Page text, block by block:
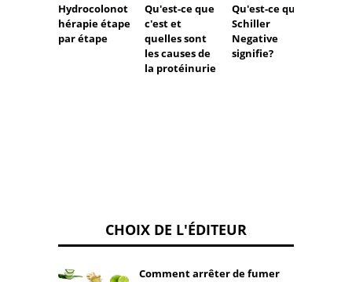
Hydrocolonot
hérapie étape
par étape
Qu'est-ce que
c'est et
quelles sont
les causes de
la protéinurie
Qu'est-ce que
Schiller
Negative
signifie?
CHOIX DE L'ÉDITEUR
Comment arrêter de fumer